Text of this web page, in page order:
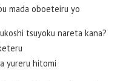
mada oboeteiru yo
tsuyoku nareta kana?
yureru hitomi